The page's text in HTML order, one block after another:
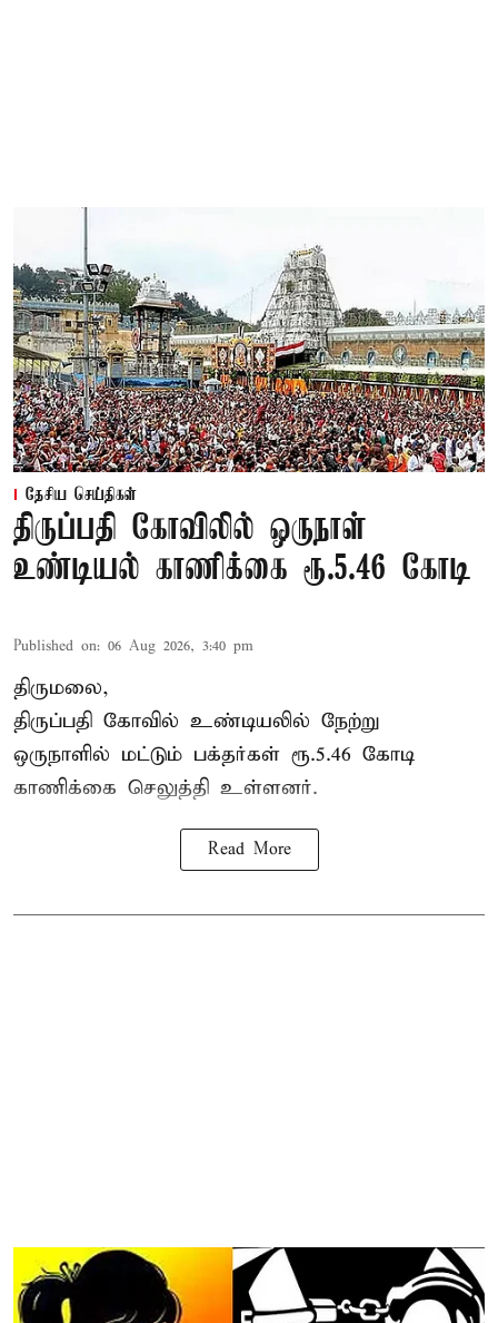
தேசிய செய்திகள்
திருப்பதி கோவிலில் ஒருநாள்
உண்டியல் காணிக்கை ரூ.5.46 கோடி
Published on: 06 Aug 2026, 3:40 pm
திருமலை,
திருப்பதி கோவில் உண்டியலில் நேற்று
ஒருநாளில் மட்டும் பக்தர்கள் ரூ.5.46 கோடி
காணிக்கை செலுத்தி உள்ளனர்.
Read More